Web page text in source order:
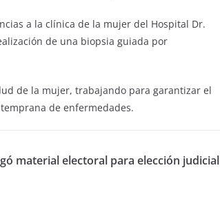
a la clínica de la mujer del Hospital Dr.
de una biopsia guiada por
de la mujer, trabajando para garantizar el
de enfermedades.
material electoral para elección judicial